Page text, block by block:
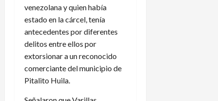
venezolana y quien había
estado en la cárcel, tenía
antecedentes por diferentes
delitos entre ellos por
extorsionar a un reconocido
comerciante del municipio de
Pitalito Huila.